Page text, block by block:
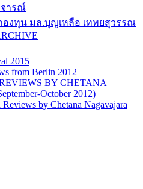
ารณ์
งทุน มล.บุญเหลือ เทพยสุวรรณ
2015
from Berlin 2012
BY CHETANA
October 2012)
by Chetana Nagavajara